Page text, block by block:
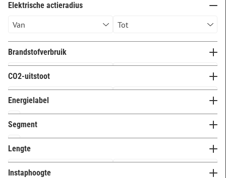
Elektrische actieradius
Brandstofverbruik
CO2-uitstoot
Energielabel
A
16
G
8
Segment
M (upper-SUV) 24
Lengte
Instaphoogte